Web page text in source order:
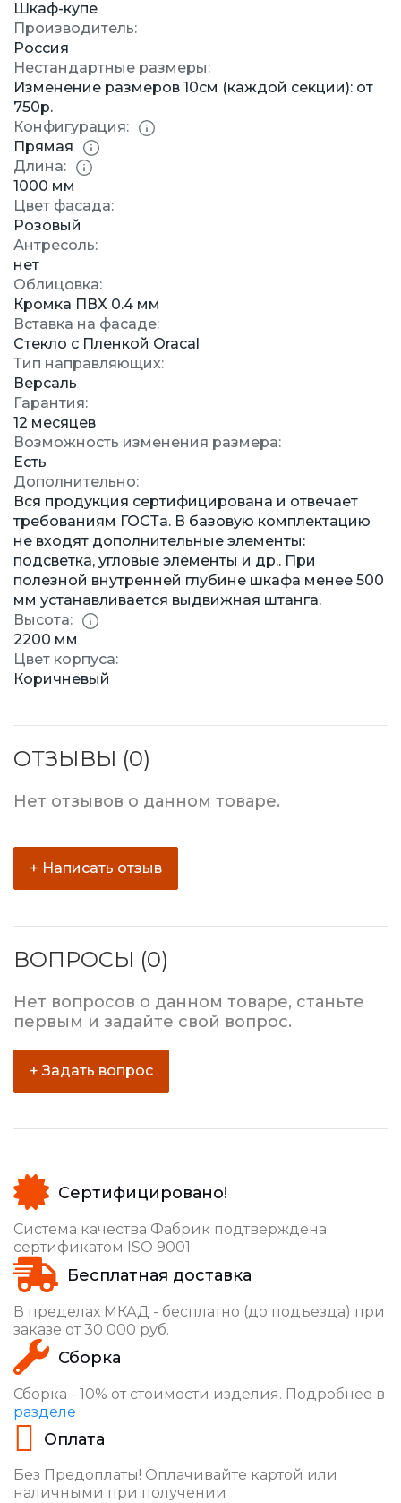
Шкаф-купе
Производитель:
Россия
Нестандартные размеры:
Изменение размеров 10см (каждой секции): от
750р.
Конфигурация:
Прямая
Длина:
1000 мм
Цвет фасада:
Розовый
Антресоль:
нет
Облицовка:
Кромка ПВХ 0.4 мм
Вставка на фасаде:
Стекло с Пленкой Oracal
Тип направляющих:
Версаль
Гарантия:
12 месяцев
Возможность изменения размера:
Есть
Дополнительно:
Вся продукция сертифицирована и отвечает
требованиям ГОСТа. В базовую комплектацию
не входят дополнительные элементы:
подсветка, угловые элементы и др.. При
полезной внутренней глубине шкафа менее 500
мм устанавливается выдвижная штанга.
Высота:
2200 мм
Цвет корпуса:
Коричневый
ОТЗЫВЫ (0)
Нет отзывов о данном товаре.
+ Написать отзыв
ВОПРОСЫ (0)
Нет вопросов о данном товаре, станьте
первым и задайте свой вопрос.
+ Задать вопрос
Сертифицировано!
Система качества Фабрик подтверждена
сертификатом ISO 9001
Бесплатная доставка
В пределах МКАД - бесплатно (до подъезда) при
заказе от 30 000 руб.
Сборка
Сборка - 10% от стоимости изделия. Подробнее в
разделе
Оплата
Без Предоплаты! Оплачивайте картой или
наличными при получении